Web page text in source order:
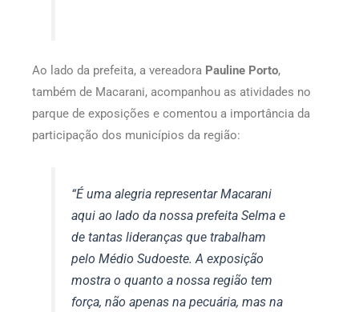
Ao lado da prefeita, a vereadora Pauline Porto,
também de Macarani, acompanhou as atividades no
parque de exposições e comentou a importância da
participação dos municípios da região:
“É uma alegria representar Macarani
aqui ao lado da nossa prefeita Selma e
de tantas lideranças que trabalham
pelo Médio Sudoeste. A exposição
mostra o quanto a nossa região tem
força, não apenas na pecuária, mas na